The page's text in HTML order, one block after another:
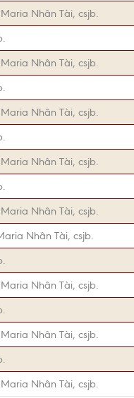
Nhân Tài, csjb.
Nhân Tài, csjb.
Nhân Tài, csjb.
Nhân Tài, csjb.
Nhân Tài, csjb.
Nhân Tài, csjb.
Nhân Tài, csjb.
Nhân Tài, csjb.
Nhân Tài, csjb.